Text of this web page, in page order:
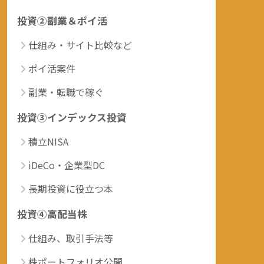
投資②副業＆ポイ活
仕組み・サイト比較など
ポイ活案件
副業・転職で稼ぐ
投資③インデックス投資
積立NISA
iDeCo・企業型DC
長期投資に役立つ本
投資④高配当株
仕組み、取引手法等